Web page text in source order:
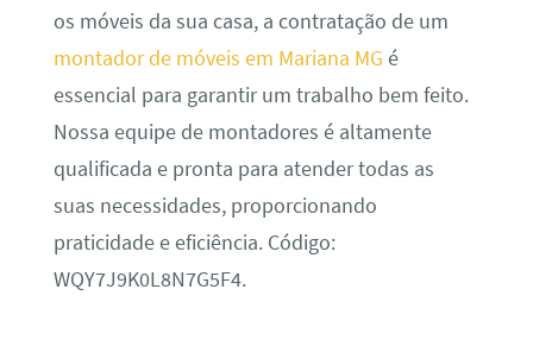
os móveis da sua casa, a contratação de um
montador de móveis em Mariana MG é
essencial para garantir um trabalho bem feito.
Nossa equipe de montadores é altamente
qualificada e pronta para atender todas as
suas necessidades, proporcionando
praticidade e eficiência. Código:
WQY7J9K0L8N7G5F4.